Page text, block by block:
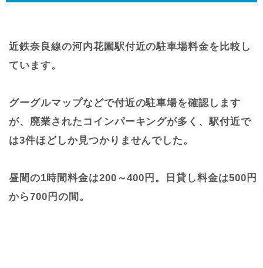
近鉄奈良線の河内花園駅付近の駐車場料金を比較し
ています。
グーグルマップなどで付近の駐車場を確認します
が、廃業されたコインパーキングが多く、駅付近で
は3件ほどしか見つかりませんでした。
昼間の1時間料金は200～400円。日貸し料金は500円
から700円の間。